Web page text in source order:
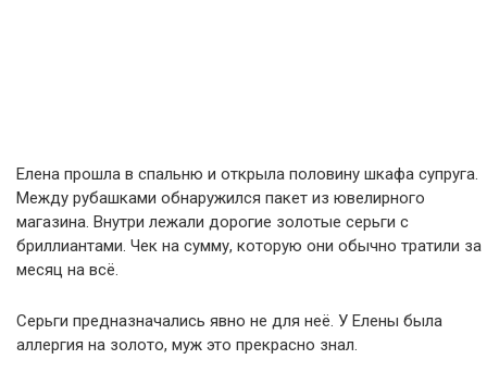
Елена прошла в спальню и открыла половину шкафа супруга.
Между рубашками обнаружился пакет из ювелирного
магазина. Внутри лежали дорогие золотые серьги с
бриллиантами. Чек на сумму, которую они обычно тратили за
месяц на всё.
Серьги предназначались явно не для неё. У Елены была
аллергия на золото, муж это прекрасно знал.